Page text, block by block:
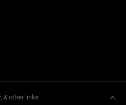
& other links